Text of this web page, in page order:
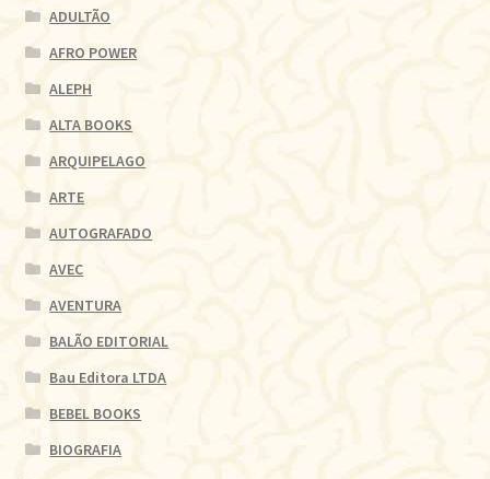
ADULTÃO
AFRO POWER
ALEPH
ALTA BOOKS
ARQUIPELAGO
ARTE
AUTOGRAFADO
AVEC
AVENTURA
BALÃO EDITORIAL
Bau Editora LTDA
BEBEL BOOKS
BIOGRAFIA